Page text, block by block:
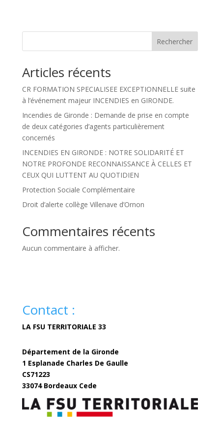
Rechercher
Articles récents
CR FORMATION SPECIALISEE EXCEPTIONNELLE suite
à l’événement majeur INCENDIES en GIRONDE.
Incendies de Gironde : Demande de prise en compte
de deux catégories d’agents particulièrement
concernés
INCENDIES EN GIRONDE : NOTRE SOLIDARITÉ ET
NOTRE PROFONDE RECONNAISSANCE À CELLES ET
CEUX QUI LUTTENT AU QUOTIDIEN
Protection Sociale Complémentaire
Droit d’alerte collège Villenave d’Ornon
Commentaires récents
Aucun commentaire à afficher.
Contact :
LA FSU TERRITORIALE 33
Département de la Gironde
1 Esplanade Charles De Gaulle
CS71223
33074 Bordeaux Cede